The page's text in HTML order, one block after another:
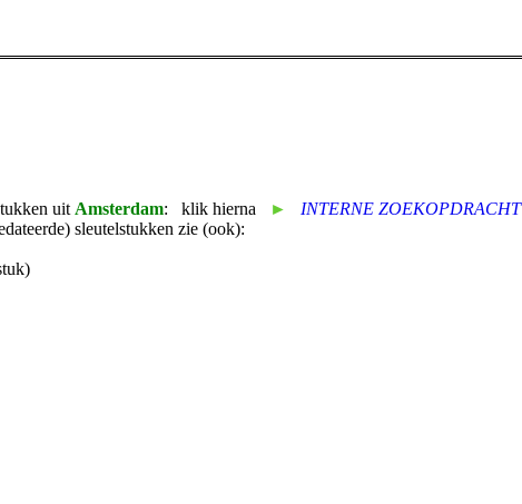
uit Amsterdam: klik hierna ►
INTERNE ZOEKOPDRACHT
sleutelstukken zie (ook):